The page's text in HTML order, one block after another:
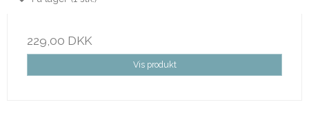
229,00 DKK
Vis produkt